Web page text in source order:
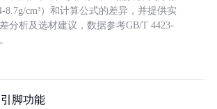
8.7g/cm³）和计算公式的差异，并提供实
分析及选材建议，数据参考GB/T 4423-
脚功能